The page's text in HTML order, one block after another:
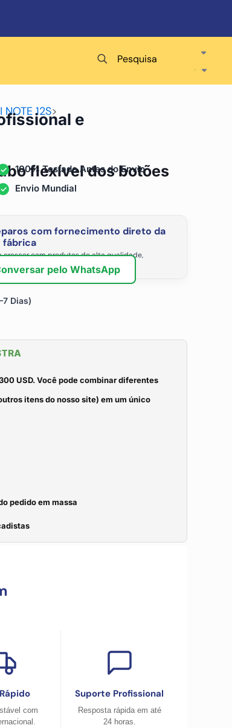
Pesquisa
NOTE 12S>
flexível dos botões
com fornecimento direto da
fábrica
com produtos de alta qualidade,
de atacado mais competitivos.
e
100% Testado Antes do Envio
Envio Mundial
pelo WhatsApp
Dias)
USD. Você pode combinar diferentes
itens do nosso site) em um único
pedido em massa
com
Suporte Profissional
Resposta rápida em até
24 horas.